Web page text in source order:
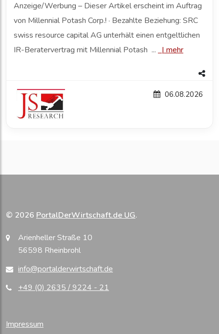
Anzeige/Werbung – Dieser Artikel erscheint im Auftrag
von Millennial Potash Corp.! · Bezahlte Beziehung: SRC
swiss resource capital AG unterhält einen entgeltlichen
IR-Beratervertrag mit Millennial Potash ... |mehr
06.08.2026
© 2026 PortalDerWirtschaft.de UG.
Arienheller Straße 10
56598 Rheinbrohl
info@portalderwirtschaft.de
+49 (0) 2635 / 9224 - 21
Impressum